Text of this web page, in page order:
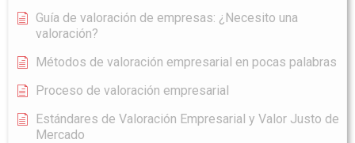
Guía de valoración de empresas: ¿Necesito una
valoración?
Métodos de valoración empresarial en pocas palabras
Proceso de valoración empresarial
Estándares de Valoración Empresarial y Valor Justo de
Mercado